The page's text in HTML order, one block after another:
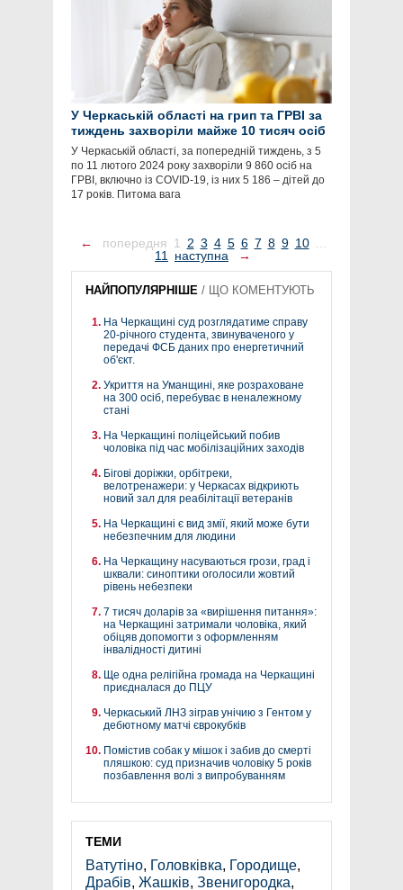
У Черкаській області на грип та ГРВІ за
тиждень захворіли майже 10 тисяч осіб
У Черкаській області, за попередній тиждень, з 5
по 11 лютого 2024 року захворіли 9 860 осіб на
ГРВІ, включно із COVID-19, із них 5 186 – дітей до
17 років. Питома вага
← попередня 1 2 3 4 5 6 7 8 9 10 ...
11 наступна →
НАЙПОПУЛЯРНІШЕ / ЩО КОМЕНТУЮТЬ
На Черкащині суд розглядатиме справу
20-річного студента, звинуваченого у
передачі ФСБ даних про енергетичний
об'єкт.
Укриття на Уманщині, яке розраховане
на 300 осіб, перебуває в неналежному
стані
На Черкащині поліцейський побив
чоловіка під час мобілізаційних заходів
Бігові доріжки, орбітреки,
велотренажери: у Черкасах відкриють
новий зал для реабілітації ветеранів
На Черкащині є вид змії, який може бути
небезпечним для людини
На Черкащину насуваються грози, град і
шквали: синоптики оголосили жовтий
рівень небезпеки
7 тисяч доларів за «вирішення питання»:
на Черкащині затримали чоловіка, який
обіцяв допомогти з оформленням
інвалідності дитині
Ще одна релігійна громада на Черкащині
приєдналася до ПЦУ
Черкаський ЛНЗ зіграв унічию з Гентом у
дебютному матчі єврокубків
Помістив собак у мішок і забив до смерті
пляшкою: суд призначив чоловіку 5 років
позбавлення волі з випробуванням
ТЕМИ
Ватутіно, Головківка, Городище,
Драбів, Жашків, Звенигородка,